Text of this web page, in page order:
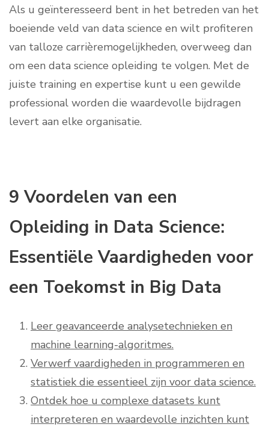
Als u geïnteresseerd bent in het betreden van het
boeiende veld van data science en wilt profiteren
van talloze carrièremogelijkheden, overweeg dan
om een data science opleiding te volgen. Met de
juiste training en expertise kunt u een gewilde
professional worden die waardevolle bijdragen
levert aan elke organisatie.
9 Voordelen van een
Opleiding in Data Science:
Essentiële Vaardigheden voor
een Toekomst in Big Data
Leer geavanceerde analysetechnieken en
machine learning-algoritmes.
Verwerf vaardigheden in programmeren en
statistiek die essentieel zijn voor data science.
Ontdek hoe u complexe datasets kunt
interpreteren en waardevolle inzichten kunt